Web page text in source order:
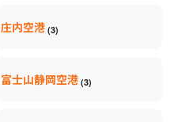
庄内空港 (3)
富士山静岡空港 (3)